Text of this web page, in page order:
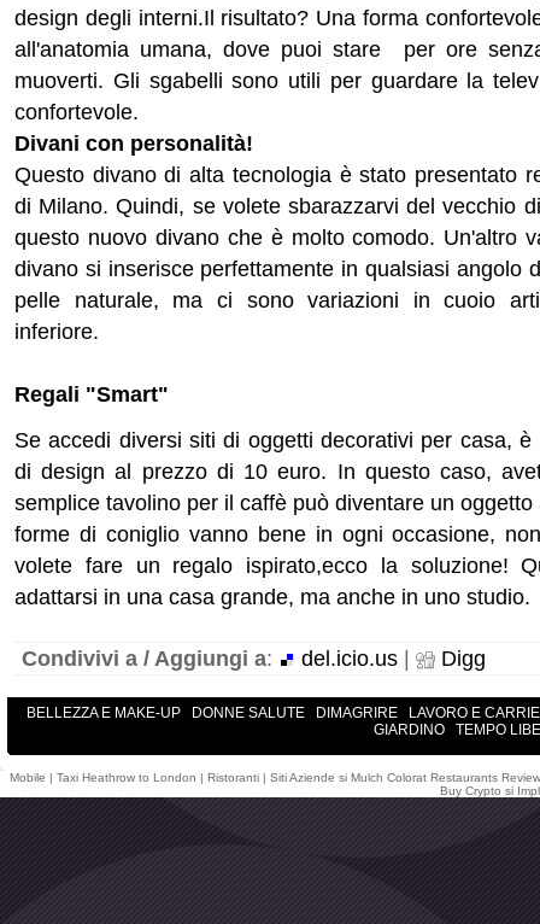
design degli interni.Il risultato? Una forma
all'anatomia umana, dove puoi stare per ore
muoverti. Gli sgabelli sono utili per guardare la
confortevole.
Divani con personalità!
Questo divano di alta tecnologia è stato presentato
di Milano. Quindi, se volete sbarazzarvi del vecchio
questo nuovo divano che è molto comodo. Un'altro
divano si inserisce perfettamente in qualsiasi angolo
pelle naturale, ma ci sono variazioni in cuoio
inferiore.
Regali "Smart"
Se accedi diversi siti di oggetti decorativi per casa,
di design al prezzo di 10 euro. In questo caso,
semplice tavolino per il caffè può diventare un
forme di coniglio vanno bene in ogni occasione,
volete fare un regalo ispirato,ecco la soluzione!
adattarsi in una casa grande, ma anche in uno studio.
Condivivi a / Aggiungi a: del.icio.us | Digg
BELLEZZA E MAKE-UP DONNE SALUTE DIMAGRIRE
LAVORO E
GIARDINO
TEMPO
Mobile | Taxi Heathrow to London | Ristoranti | Siti Aziende si Mulch Colorat Restaurants
Buy Crypto si